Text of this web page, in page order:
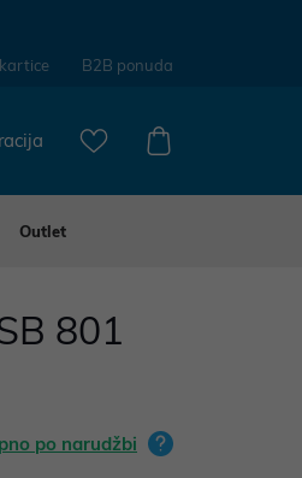
B2B ponuda
Outlet
801
po narudžbi